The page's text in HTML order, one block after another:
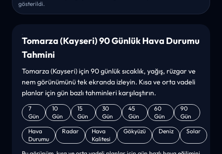
gösterildi.
Tomarza (Kayseri) 90 Günlük Hava Durumu
Tahmini
Tomarza (Kayseri) için 90 günlük sıcaklık, yağış, rüzgar ve
nem görünümünü tek ekranda izleyin. Kısa ve orta vadeli
planlar için gün bazlı tahminleri karşılaştırın.
7
Gün
10
Gün
15
Gün
30
Gün
45
Gün
60
Gün
90
Gün
Hava
Durumu
Radar
Hava
Kalitesi
Gökyüzü Deniz Solar